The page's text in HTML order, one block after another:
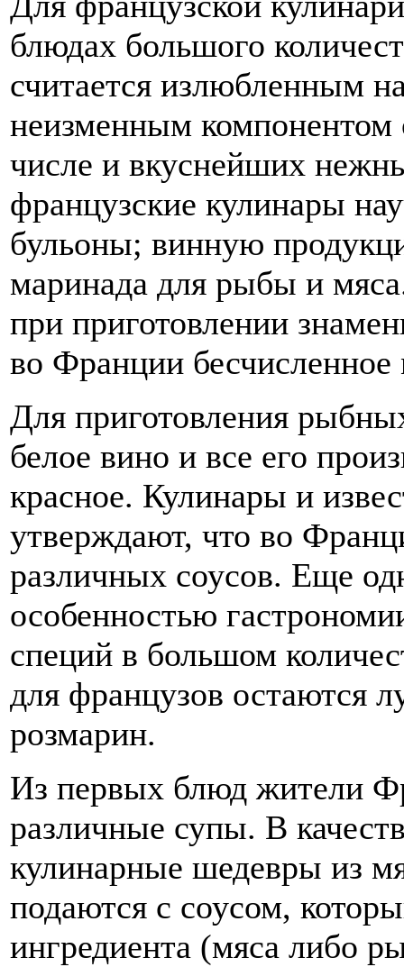
блюдах большого
считается излюбленным
неизменным компонентом
числе и вкуснейших
французские кулинары
бульоны; винную
маринада для рыбы и
при приготовлении
во Франции
Для приготовления
белое вино и все его
красное. Кулинары и
утверждают, что во
различных соусов. Еще
особенностью
специй в большом
для французов остаются
розмарин.
Из первых блюд жители
различные супы. В
кулинарные шедевры из
подаются с соусом,
ингредиента (мяса либо